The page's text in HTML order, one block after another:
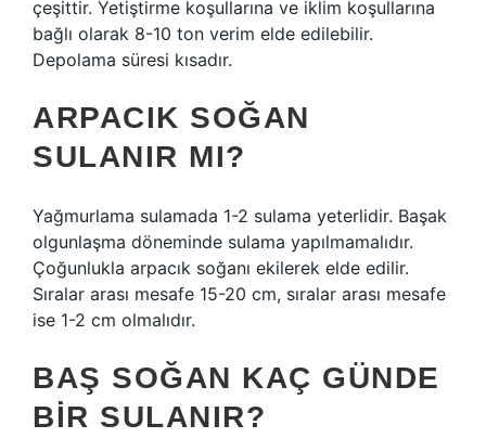
çeşittir. Yetiştirme koşullarına ve iklim koşullarına
bağlı olarak 8-10 ton verim elde edilebilir.
Depolama süresi kısadır.
ARPACIK SOĞAN
SULANIR MI?
Yağmurlama sulamada 1-2 sulama yeterlidir. Başak
olgunlaşma döneminde sulama yapılmamalıdır.
Çoğunlukla arpacık soğanı ekilerek elde edilir.
Sıralar arası mesafe 15-20 cm, sıralar arası mesafe
ise 1-2 cm olmalıdır.
BAŞ SOĞAN KAÇ GÜNDE
BIR SULANIR?